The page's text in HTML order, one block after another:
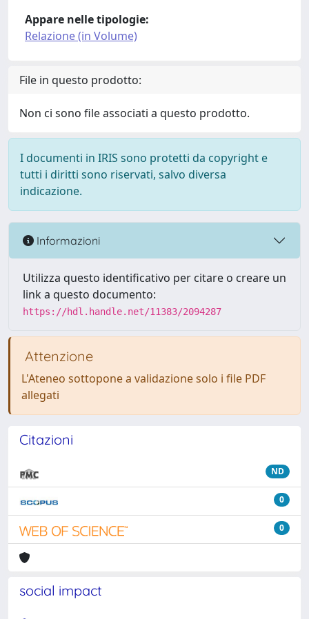
Appare nelle tipologie:
Relazione (in Volume)
File in questo prodotto:
Non ci sono file associati a questo prodotto.
I documenti in IRIS sono protetti da copyright e
tutti i diritti sono riservati, salvo diversa
indicazione.
Informazioni
Utilizza questo identificativo per citare o creare un
link a questo documento:
https://hdl.handle.net/11383/2094287
Attenzione
L'Ateneo sottopone a validazione solo i file PDF
allegati
Citazioni
ND
0
0
social impact